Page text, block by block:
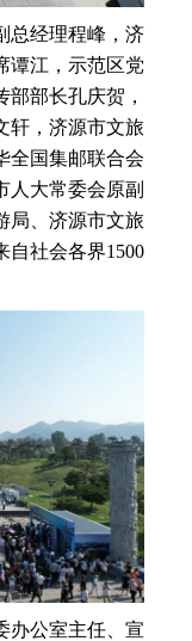
经理程峰，济
谭江，示范区党
部长孔庆贺，
轩，济源市文旅
全国集邮联合会
人大常委会原副
局、济源市文旅
自社会各界1500
公室主任、宣